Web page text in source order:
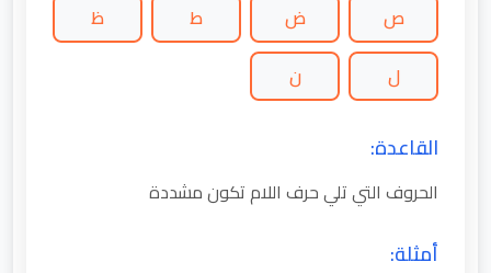
ص
ض ط
ظ
ل
ن
القاعدة:
الحروف التي تلي حرف اللام تكون مشددة
أمثلة: